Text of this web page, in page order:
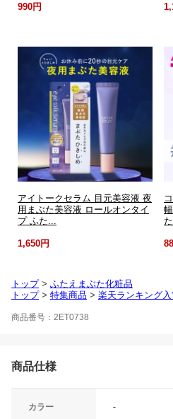
990円
アイトークセラム 目元美容液 夜
用まぶた美容液 ロールオンタイ
プ ふた...
1,650円
トップ> ふたえまぶた化粧品
トップ> 特集商品 > 楽天ランキング
商品番号：2ET0738
商品仕様
カラー -